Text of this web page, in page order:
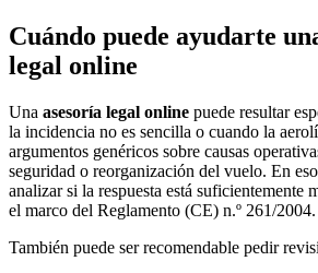
Cuándo puede ayudarte
legal online
Una asesoría legal online puede resultar
la incidencia no es sencilla o cuando la
argumentos genéricos sobre causas
seguridad o reorganización del vuelo. En
analizar si la respuesta está suficientemente
el marco del Reglamento (CE) n.º 261/2004.
También puede ser recomendable pedir